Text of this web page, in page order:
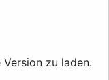
zu laden.